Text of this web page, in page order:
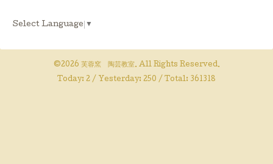
Select Language ▼
©2026 芙蓉窯 陶芸教室. All Rights Reserved.
Today: 2 / Yesterday: 250 / Total: 361318